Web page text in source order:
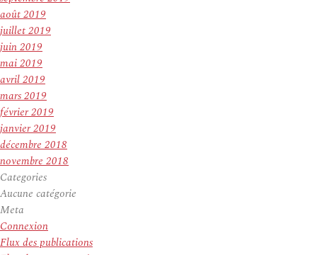
août 2019
juillet 2019
juin 2019
mai 2019
avril 2019
mars 2019
février 2019
janvier 2019
décembre 2018
novembre 2018
Categories
Aucune catégorie
Meta
Connexion
Flux des publications